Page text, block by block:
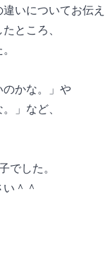
いについてお伝
ところ、
のかな。」や
」など、
でした。
＾＾